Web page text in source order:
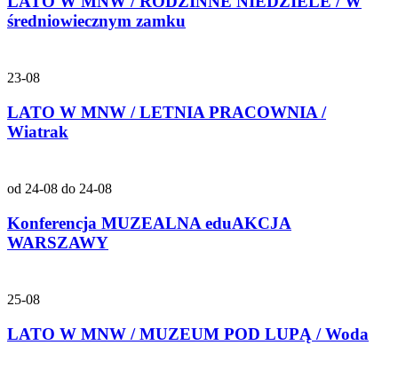
średniowiecznym zamku
23-08
LATO W MNW / LETNIA PRACOWNIA /
Wiatrak
od 24-08 do 24-08
Konferencja MUZEALNA eduAKCJA
WARSZAWY
25-08
LATO W MNW / MUZEUM POD LUPĄ / Woda